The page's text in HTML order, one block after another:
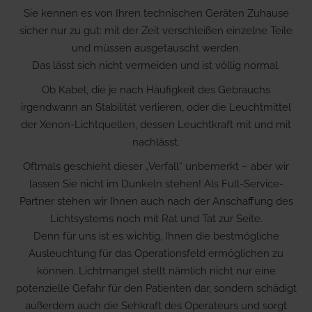
Sie kennen es von Ihren technischen Geräten Zuhause
sicher nur zu gut: mit der Zeit verschleißen einzelne Teile
und müssen ausgetauscht werden.
Das lässt sich nicht vermeiden und ist völlig normal.
Ob Kabel, die je nach Häufigkeit des Gebrauchs
irgendwann an Stabilität verlieren, oder die Leuchtmittel
der Xenon-Lichtquellen, dessen Leuchtkraft mit und mit
nachlässt.
Oftmals geschieht dieser „Verfall“ unbemerkt – aber wir
lassen Sie nicht im Dunkeln stehen! Als Full-Service-
Partner stehen wir Ihnen auch nach der Anschaffung des
Lichtsystems noch mit Rat und Tat zur Seite.
Denn für uns ist es wichtig, Ihnen die bestmögliche
Ausleuchtung für das Operationsfeld ermöglichen zu
können. Lichtmangel stellt nämlich nicht nur eine
potenzielle Gefahr für den Patienten dar, sondern schädigt
außerdem auch die Sehkraft des Operateurs und sorgt